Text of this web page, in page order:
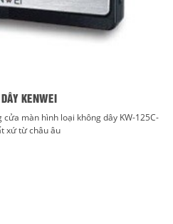
KENWEI
màn hình loại không dây KW-125C-
xứ từ châu âu